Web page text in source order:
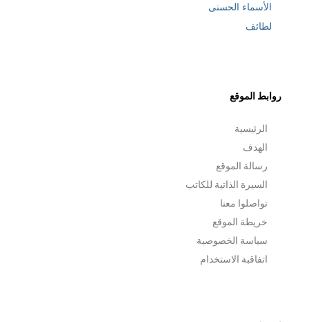
الأسماء الحسنى
لطائف
روابط الموقع
الرئيسية
الهدف
رسالة الموقع
السيرة الذاتية للكاتب
تواصلوا معنا
خريطة الموقع
سياسة الخصوصية
اتفاقبة الاستخدام